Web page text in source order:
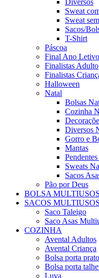
Diversos
Sweat
Sweat
Sacos/
T-Shirt
Páscoa
Final Ano Letivo
Finalistas Adulto
Finalistas
Halloween
Natal
Bolsas
Cozinha
Diversos
Gorro e
Mantas
Sweats
Sacos
Pão por Deus
BOLSA MULTIUSOS
SACOS MULTIUSOS
Saco Taleigo
Saco Asas
COZINHA
Avental Adultos
Avental Criança
Bolsa porta
Bolsa porta
Luva